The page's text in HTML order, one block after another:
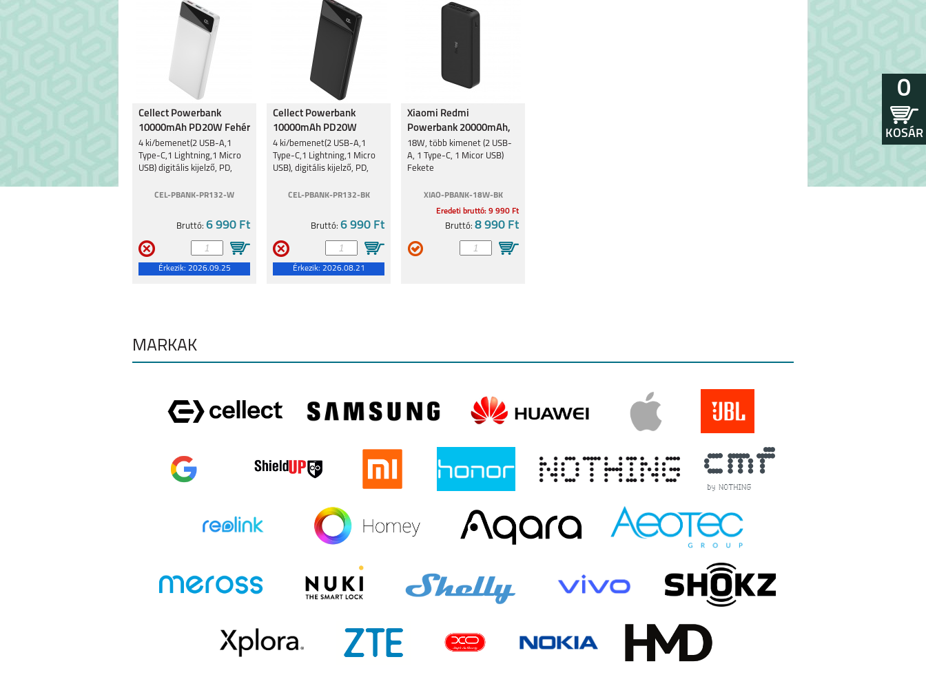
FUSION 5G
G24
MOTOROLA MOTO
G34 5G
MOTOROLA G84 5G MOTOROLA G54 5G
MOTOROLA MOTO
G53 5G
5G
Cellect Powerbank
10000mAh PD20W Fehér
PR132 10000mAh
4 ki/bemenet(2 USB-A,1
Type-C,1 Lightning,1 Micro
USB) digitális kijelző, PD,
CEL-PBANK-PR132-W
Bruttó: 6 990 Ft
Érkezik: 2026.09.25
Cellect Powerbank
10000mAh PD20W
Fekete PR132 10000mAh
4 ki/bemenet(2 USB-A,1
Type-C,1 Lightning,1 Micro
USB), digitális kijelző, PD,
CEL-PBANK-PR132-BK
Bruttó: 6 990 Ft
Érkezik: 2026.08.21
Xiaomi Redmi
Powerbank 20000mAh,
18W, Fekete
18W, több kimenet (2 USB-
A, 1 Type-C, 1 Micor USB)
Fekete
XIAO-PBANK-18W-BK
Eredeti bruttó: 9 990 Ft
Bruttó: 8 990 Ft
MÁRKÁK
0
KOSÁR